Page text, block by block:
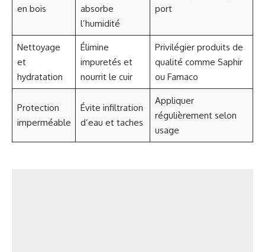
en bois
absorbe
l’humidité
port
Nettoyage
et
hydratation
Élimine
impuretés et
nourrit le cuir
Privilégier produits de
qualité comme Saphir
ou Famaco
Protection
imperméable
Évite infiltration
d’eau et taches
Appliquer
régulièrement selon
usage